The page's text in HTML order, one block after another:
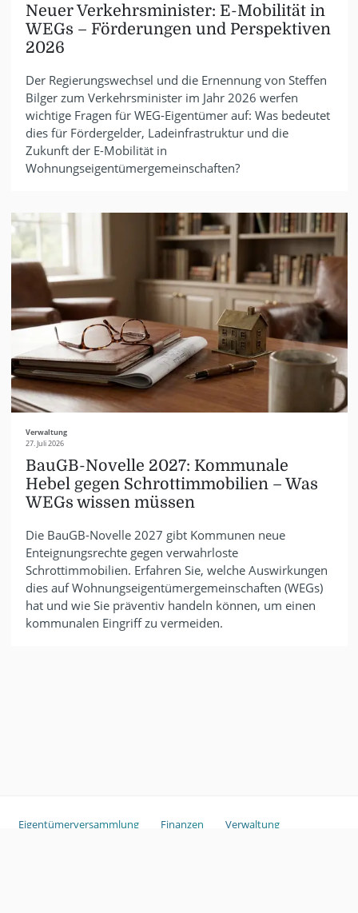
Neuer Verkehrsminister: E-Mobilität in
WEGs – Förderungen und Perspektiven
2026
Der Regierungswechsel und die Ernennung von Steffen
Bilger zum Verkehrsminister im Jahr 2026 werfen
wichtige Fragen für WEG-Eigentümer auf: Was bedeutet
dies für Fördergelder, Ladeinfrastruktur und die
Zukunft der E-Mobilität in
Wohnungseigentümergemeinschaften?
Verwaltung
27. Juli 2026
BauGB-Novelle 2027: Kommunale
Hebel gegen Schrottimmobilien – Was
WEGs wissen müssen
Die BauGB-Novelle 2027 gibt Kommunen neue
Enteignungsrechte gegen verwahrloste
Schrottimmobilien. Erfahren Sie, welche Auswirkungen
dies auf Wohnungseigentümergemeinschaften (WEGs)
hat und wie Sie präventiv handeln können, um einen
kommunalen Eingriff zu vermeiden.
Eigentümerversammlung Finanzen
Verwaltung